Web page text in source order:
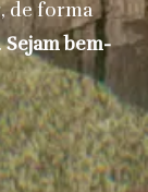
de forma
Sejam bem-